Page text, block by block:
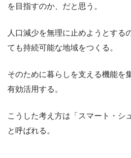
を目指すのか、だと思う。
人口減少を無理に止めようとする
ても持続可能な地域をつくる。
そのために暮らしを支える機能を
有効活用する。
こうした考え方は「スマート・シ
と呼ばれる。